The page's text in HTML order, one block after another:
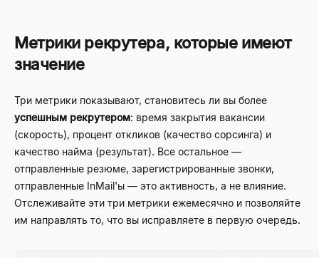
Метрики рекрутера, которые имеют
значение
Три метрики показывают, становитесь ли вы более
успешным рекрутером: время закрытия вакансии
(скорость), процент откликов (качество сорсинга) и
качество найма (результат). Все остальное —
отправленные резюме, зарегистрированные звонки,
отправленные InMail'ы — это активность, а не влияние.
Отслеживайте эти три метрики ежемесячно и позволяйте
им направлять то, что вы исправляете в первую очередь.